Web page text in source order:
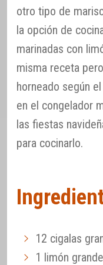
otro tipo de
la opción de
marinadas con
misma receta
horneado según
en el congelador
las fiestas
para cocinarlo.
12 cigalas
1 limón grande